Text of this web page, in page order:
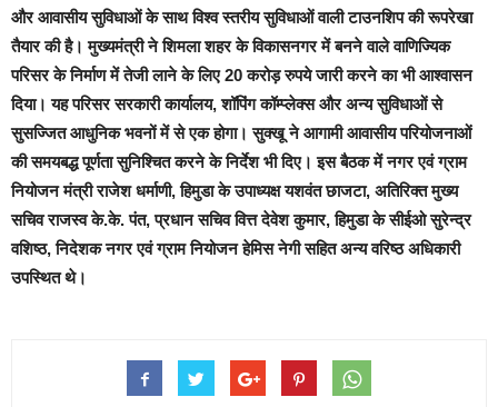
और आवासीय सुविधाओं के साथ विश्व स्तरीय सुविधाओं वाली टाउनशिप की रूपरेखा
तैयार की है। मुख्यमंत्री ने शिमला शहर के विकासनगर में बनने वाले वाणिज्यिक
परिसर के निर्माण में तेजी लाने के लिए 20 करोड़ रुपये जारी करने का भी आश्वासन
दिया। यह परिसर सरकारी कार्यालय, शॉपिंग कॉम्प्लेक्स और अन्य सुविधाओं से
सुसज्जित आधुनिक भवनों में से एक होगा। सुक्खू ने आगामी आवासीय परियोजनाओं
की समयबद्ध पूर्णता सुनिश्चित करने के निर्देश भी दिए। इस बैठक में नगर एवं ग्राम
नियोजन मंत्री राजेश धर्माणी, हिमुडा के उपाध्यक्ष यशवंत छाजटा, अतिरिक्त मुख्य
सचिव राजस्व के.के. पंत, प्रधान सचिव वित्त देवेश कुमार, हिमुडा के सीईओ सुरेन्द्र
वशिष्ठ, निदेशक नगर एवं ग्राम नियोजन हेमिस नेगी सहित अन्य वरिष्ठ अधिकारी
उपस्थित थे।